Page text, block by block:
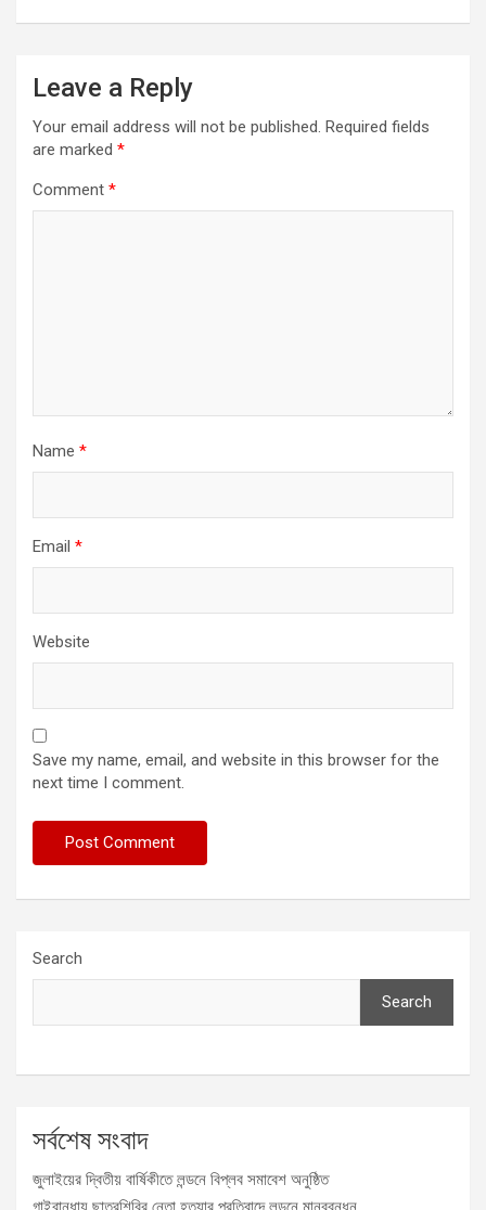
Leave a Reply
Your email address will not be published. Required fields
are marked *
Comment *
Name *
Email *
Website
Save my name, email, and website in this browser for the
next time I comment.
Search
Search
সর্বশেষ সংবাদ
জুলাইয়ের দ্বিতীয় বার্ষিকীতে লন্ডনে বিপ্লব সমাবেশ অনুষ্ঠিত